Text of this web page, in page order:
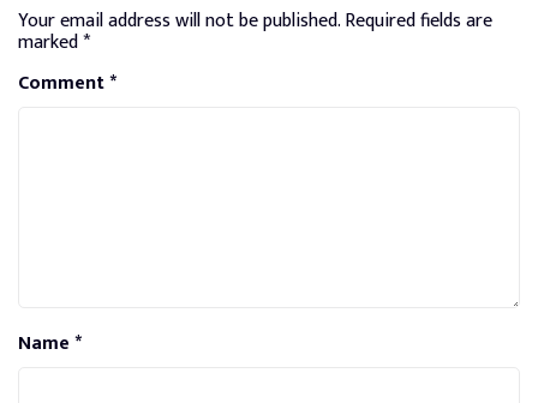
Your email address will not be published.Required fields are
marked*
Comment*
Name*